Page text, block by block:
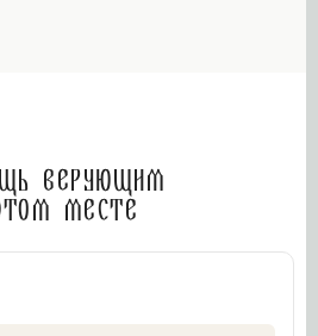
верующим
месте